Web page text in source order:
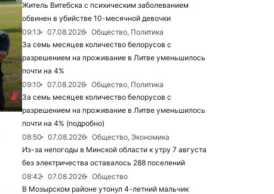
Житель Витебска с психическим заболеванием
обвинен в убийстве 10-месячной девочки
09:13
07.08.2026
Общество, Политика
За семь месяцев количество белорусов с
разрешением на проживание в Литве уменьшилось
почти на 4%
09:10
07.08.2026
Общество, Политика
За семь месяцев количество белорусов с
разрешением на проживание в Литве уменьшилось
почти на 4% (подробно)
08:50
07.08.2026
Общество, Экономика
Из-за непогоды в Минской области к утру 7 августа
без электричества оставалось 288 поселений
08:42
07.08.2026
Общество
В Мозырском районе утонул 4-летний мальчик